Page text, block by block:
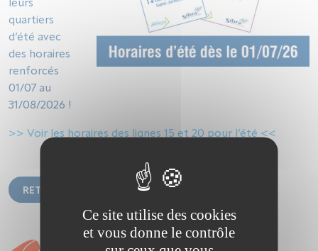
leurs
quartiers
d’été avec
des horaires
renforcés
01/07 au
31/08/2026 !
>> Voir les horaires des lignes 15 et 20 pour l’été <<
RETOUR À LA LISTE DES ACTUALITÉS
Ce site utilise des cookies
et vous donne le contrôle